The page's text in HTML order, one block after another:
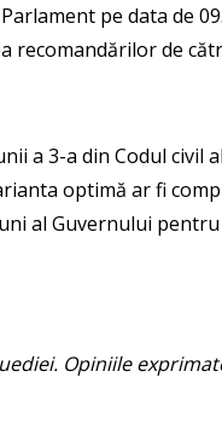
pe data de
recomandărilor de
a 3-a din Codul civil
optimă ar fi
al Guvernului
Opiniile